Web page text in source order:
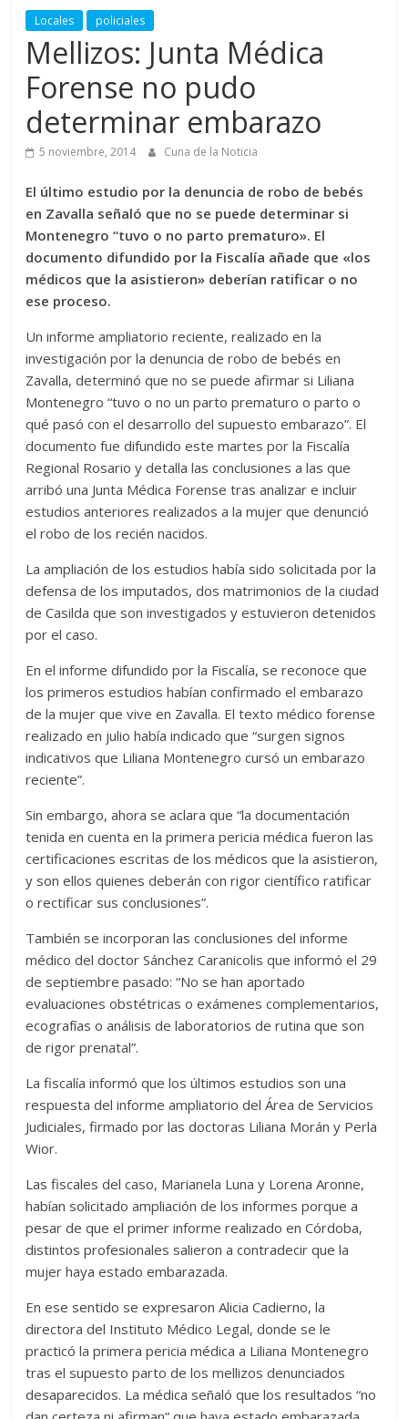
Locales policiales
Mellizos: Junta Médica
Forense no pudo
determinar embarazo
5 noviembre, 2014 Cuna de la Noticia
El último estudio por la denuncia de robo de bebés
en Zavalla señaló que no se puede determinar si
Montenegro “tuvo o no parto prematuro». El
documento difundido por la Fiscalía añade que «los
médicos que la asistieron» deberían ratificar o no
ese proceso.
Un informe ampliatorio reciente, realizado en la
investigación por la denuncia de robo de bebés en
Zavalla, determinó que no se puede afirmar si Liliana
Montenegro “tuvo o no un parto prematuro o parto o
qué pasó con el desarrollo del supuesto embarazo”. El
documento fue difundido este martes por la Fiscalía
Regional Rosario y detalla las conclusiones a las que
arribó una Junta Médica Forense tras analizar e incluir
estudios anteriores realizados a la mujer que denunció
el robo de los recién nacidos.
La ampliación de los estudios había sido solicitada por la
defensa de los imputados, dos matrimonios de la ciudad
de Casilda que son investigados y estuvieron detenidos
por el caso.
En el informe difundido por la Fiscalía, se reconoce que
los primeros estudios habían confirmado el embarazo
de la mujer que vive en Zavalla. El texto médico forense
realizado en julio había indicado que “surgen signos
indicativos que Liliana Montenegro cursó un embarazo
reciente”.
Sin embargo, ahora se aclara que “la documentación
tenida en cuenta en la primera pericia médica fueron las
certificaciones escritas de los médicos que la asistieron,
y son ellos quienes deberán con rigor científico ratificar
o rectificar sus conclusiones”.
También se incorporan las conclusiones del informe
médico del doctor Sánchez Caranicolis que informó el 29
de septiembre pasado: “No se han aportado
evaluaciones obstétricas o exámenes complementarios,
ecografías o análisis de laboratorios de rutina que son
de rigor prenatal”.
La fiscalía informó que los últimos estudios son una
respuesta del informe ampliatorio del Área de Servicios
Judiciales, firmado por las doctoras Liliana Morán y Perla
Wior.
Las fiscales del caso, Marianela Luna y Lorena Aronne,
habían solicitado ampliación de los informes porque a
pesar de que el primer informe realizado en Córdoba,
distintos profesionales salieron a contradecir que la
mujer haya estado embarazada.
En ese sentido se expresaron Alicia Cadierno, la
directora del Instituto Médico Legal, donde se le
practicó la primera pericia médica a Liliana Montenegro
tras el supuesto parto de los mellizos denunciados
desaparecidos. La médica señaló que los resultados “no